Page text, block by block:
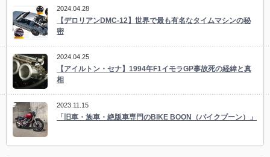
2024.04.28
【デロリアンDMC-12】世界で最も有名なタイムマシンの秘
密
2024.04.25
【アイルトン・セナ】1994年F1イモラGP事故死の経緯と真
相
2023.11.15
「旧車・族車・絶版車専門のBIKE BOON（バイクブーン）」